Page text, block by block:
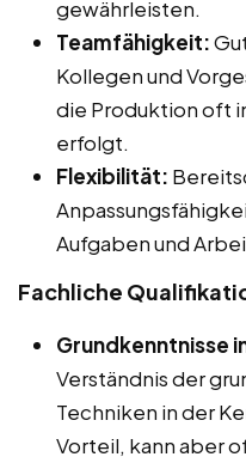
gewährleisten.
Teamfähigkeit:
Kollegen und
die Produktion oft
erfolgt.
Flexibilität:
Aufgaben und
Fachliche
Grundkenntnisse
Verständnis der
Techniken in der
Vorteil, kann aber